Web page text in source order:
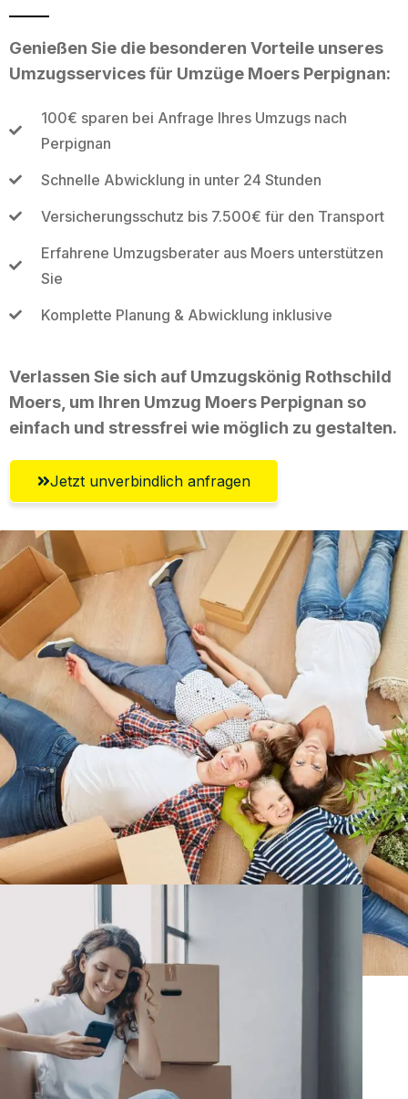
Genießen Sie die besonderen Vorteile unseres
Umzugsservices für Umzüge Moers Perpignan:
100€ sparen bei Anfrage Ihres Umzugs nach
Perpignan
Schnelle Abwicklung in unter 24 Stunden
Versicherungsschutz bis 7.500€ für den Transport
Erfahrene Umzugsberater aus Moers unterstützen
Sie
Komplette Planung & Abwicklung inklusive
Verlassen Sie sich auf Umzugskönig Rothschild
Moers, um Ihren Umzug Moers Perpignan so
einfach und stressfrei wie möglich zu gestalten.
Jetzt unverbindlich anfragen